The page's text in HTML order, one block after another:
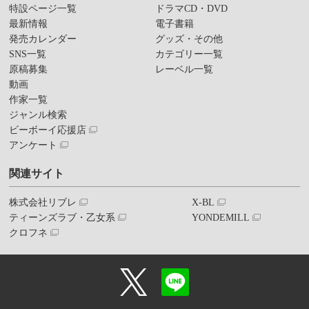
特設ページ一覧
最新情報
発売カレンダー
SNS一覧
原稿募集
動画
作家一覧
ジャンル検索
ビーボーイ応援店
アンケート
ドラマCD・DVD
電子書籍
グッズ・その他
カテゴリー一覧
レーベル一覧
関連サイト
株式会社リブレ
ティーンズラブ・乙女系
クロフネ
X-BL
YONDEMILL